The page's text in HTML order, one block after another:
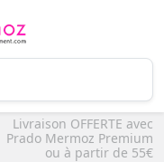
Livraison OFFERTE avec
Prado Mermoz Premium
ou à partir de 55€